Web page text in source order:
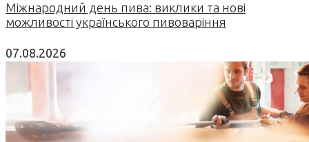
Міжнародний день пива: виклики та нові
можливості українського пивоваріння
07.08.2026